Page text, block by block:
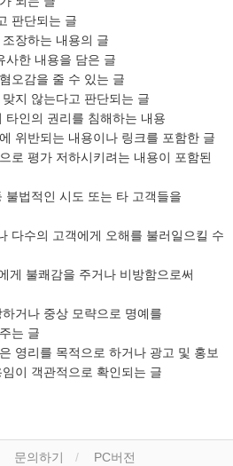
판단되는 글
장하는 내용의 글
사한 내용을 담은 글
오감을 줄 수 있는 글
지 않는다고 판단되는 글
타인의 권리를 침해하는 내용
위반되는 내용이나 링크를 포함한 글
로 평가 저하시키려는 내용이 포함된
불법적인 시도 또는 타 고객들을
다수의 고객에게 오해를 불러일으킬 수
게 불쾌감을 주거나 비방함으로써
거나 중상 모략으로 명예를
는 글
영리를 목적으로 하거나 광고 및 홍보
이 객관적으로 확인되는 글
문의하기 PC버전